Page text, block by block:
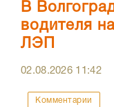
В
водителя
ЛЭП
02.08.2026 11:42
Комментарии